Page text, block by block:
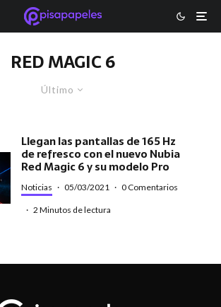
RED MAGIC 6
Último
Llegan las pantallas de 165 Hz
de refresco con el nuevo Nubia
Red Magic 6 y su modelo Pro
Noticias · 05/03/2021 · 0 Comentarios
· 2 Minutos de lectura